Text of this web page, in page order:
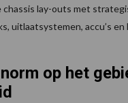
chassis lay-outs met
uitlaatsystemen, accu’s
op het